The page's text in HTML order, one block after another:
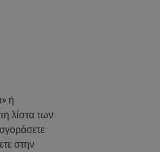
ή
λίστα των
στην